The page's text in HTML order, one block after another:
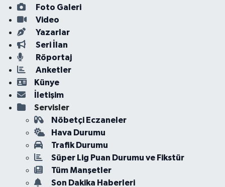
Foto Galeri
Video
Yazarlar
Seri İlan
Röportaj
Anketler
Künye
İletişim
Servisler
Nöbetçi Eczaneler
Hava Durumu
Trafik Durumu
Süper Lig Puan Durumu ve Fikstür
Tüm Manşetler
Son Dakika Haberleri